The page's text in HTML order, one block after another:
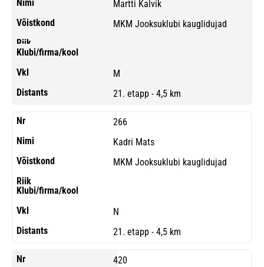
Martti Kalvik
MKM Jooksuklubi kauglidujad
M
21. etapp - 4,5 km
266
Kadri Mats
MKM Jooksuklubi kauglidujad
N
21. etapp - 4,5 km
420